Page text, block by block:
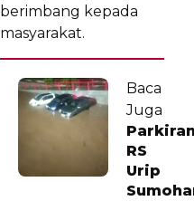
berimbang kepada
masyarakat.
Baca
Juga
RS
Urip